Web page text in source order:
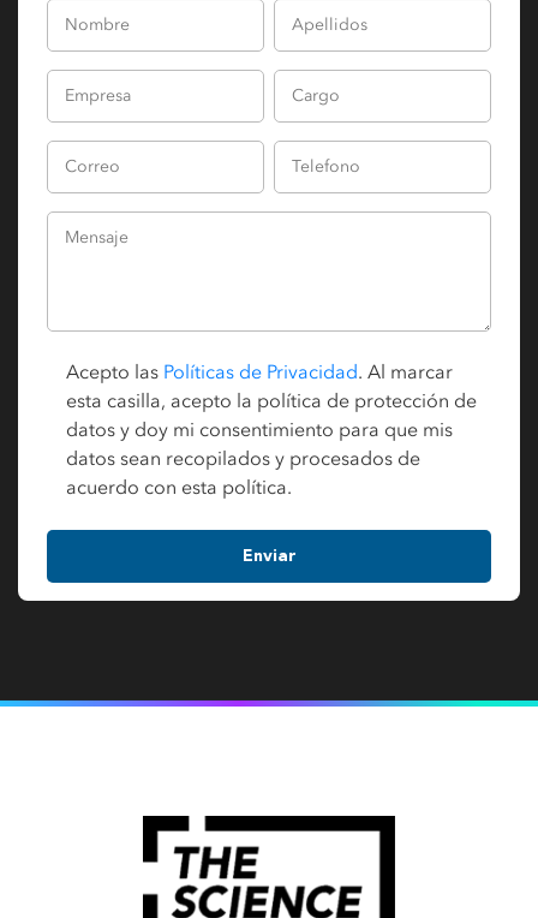
Acepto las Políticas de Privacidad. Al marcar
esta casilla, acepto la política de protección de
datos y doy mi consentimiento para que mis
datos sean recopilados y procesados de
acuerdo con esta política.